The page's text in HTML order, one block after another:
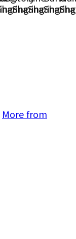
More from